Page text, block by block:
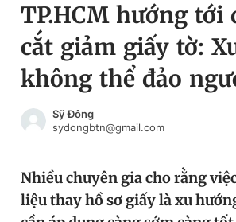
Chuyên mục
Chuyên mục khác
Chào ngày mới
Tin 360
Video
Đổi mật khẩu
Tin đã lưu
Tin đã xem
Đăng xuất
TP.HCM hướng tới
cắt giảm giấy tờ:
không thể đảo
Sỹ Đông
sydongbtn@gmail.com
Nhiều chuyên gia cho rằng
liệu thay hồ sơ giấy là xu